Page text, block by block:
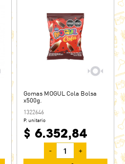
Gomas MOGUL Cola Bolsa
x500g.
1322646
P. unitario
$ 6.352,84
- +